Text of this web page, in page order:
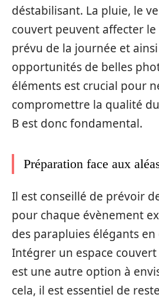
déstabilisant. La pluie, le
couvert peuvent affecter
prévu de la journée et
opportunités de belles
éléments est crucial pour
compromettre la qualité
B est donc fondamental.
Préparation face aux
Il est conseillé de prévoir
pour chaque évènement
des parapluies élégants en
Intégrer un espace
est une autre option à
cela, il est essentiel de